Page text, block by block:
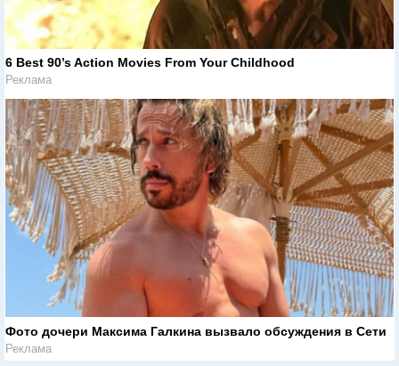
6 Best 90’s Action Movies From Your Childhood
Реклама
Фото дочери Максима Галкина вызвало обсуждения в Сети
Реклама